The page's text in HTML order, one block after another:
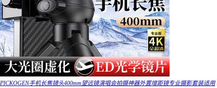
PICKOGEN手机长焦镜头400mm望远镜演唱会拍摄神器外置增距镜专业摄影套装适用